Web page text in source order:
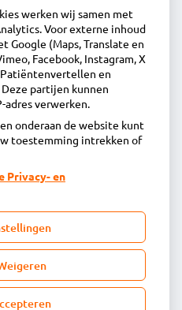
aan Zee
over uw
apotheek?
werken wij samen met
Voor externe inhoud
Google (Maps, Translate en
Facebook, Instagram, X
en
partijen kunnen
adres verwerken.
onderaan de website kunt
toestemming intrekken of
Privacy- en